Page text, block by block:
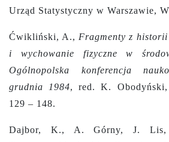
Urząd Statystyczny w Warszawie,
Ćwikliński, A., Fragmenty z
i wychowanie fizyczne w
Ogólnopolska konferencja
grudnia 1984, red. K. Obodyński,
129 – 148.
Dajbor, K., A. Górny, J. Lis,